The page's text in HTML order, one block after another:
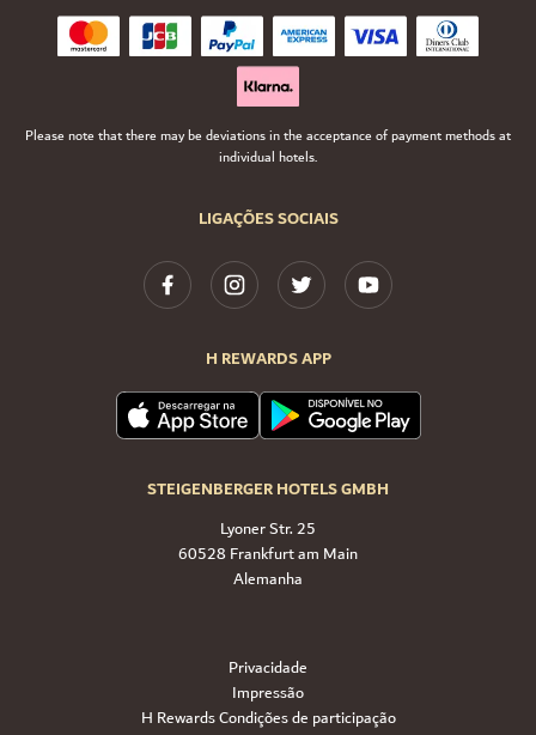
LIGAÇÕES SOCIAIS
H REWARDS APP
STEIGENBERGER HOTELS GMBH
Lyoner Str. 25
60528 Frankfurt am Main
Alemanha
Please note that there may be deviations in the acceptance of payment methods at
individual hotels.
Privacidade
Impressão
H Rewards Condições de participação